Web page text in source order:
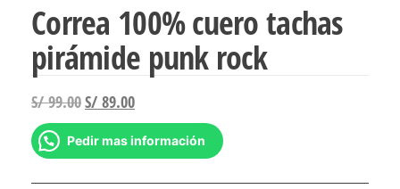
Correa 100% cuero tachas
pirámide punk rock
S/99.00El
precio
original
S/ 89.00El
precio
actual
Pedir mas información